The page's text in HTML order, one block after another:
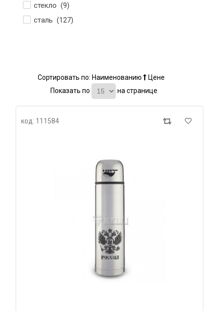
стекло (9)
сталь (127)
Сортировать по: Наименованию
Цене
Показать по
на странице
код: 111584